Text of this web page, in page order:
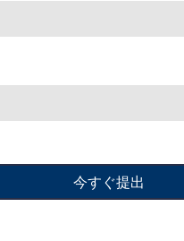
今すぐ提出